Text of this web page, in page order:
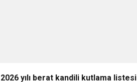
2026 yılı berat kandili kutlama listesi